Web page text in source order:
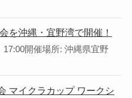
を沖縄・宜野湾で開催！
17:00開催場所: 沖縄県宜野
マイクラカップ ワークシ